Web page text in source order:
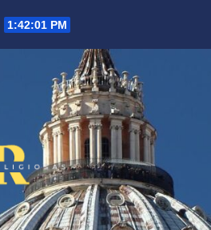
1:42:02 PM